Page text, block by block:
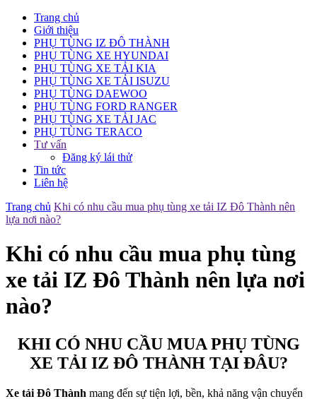
Trang chủ
Giới thiệu
PHỤ TÙNG IZ ĐÔ THÀNH
PHỤ TÙNG XE HYUNDAI
PHỤ TÙNG XE TẢI KIA
PHỤ TÙNG XE TẢI ISUZU
PHỤ TÙNG DAEWOO
PHỤ TÙNG FORD RANGER
PHỤ TÙNG XE TẢI JAC
PHỤ TÙNG TERACO
Tư vấn
Đăng ký lái thử
Tin tức
Liên hệ
Trang chủ Khi có nhu cầu mua phụ tùng xe tải IZ Đô Thành nên
lựa nơi nào?
Khi có nhu cầu mua phụ tùng
xe tải IZ Đô Thành nên lựa nơi
nào?
KHI CÓ NHU CẦU MUA PHỤ TÙNG
XE TẢI IZ ĐÔ THÀNH TẠI ĐÂU?
Xe tải Đô Thành mang đến sự tiện lợi, bền, khả năng vận chuyển